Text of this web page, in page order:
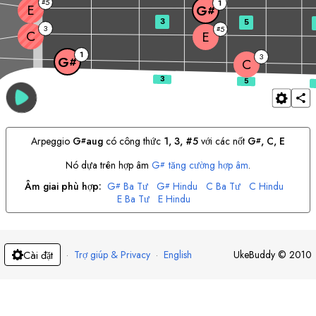
G# 1
C 3
C 3 E #5
E G# 1
3 5
Arpeggio G#aug có công thức 1, 3, #5 với các nốt G#, C, E
Nó dựa trên hợp âm G# tăng cường hợp âm.
Âm giai phù hợp: G# Ba Tư G# Hindu C Ba Tư C Hindu
E Ba Tư E Hindu
Cài đặt · Trợ giúp & Privacy · English UkeBuddy © 2010